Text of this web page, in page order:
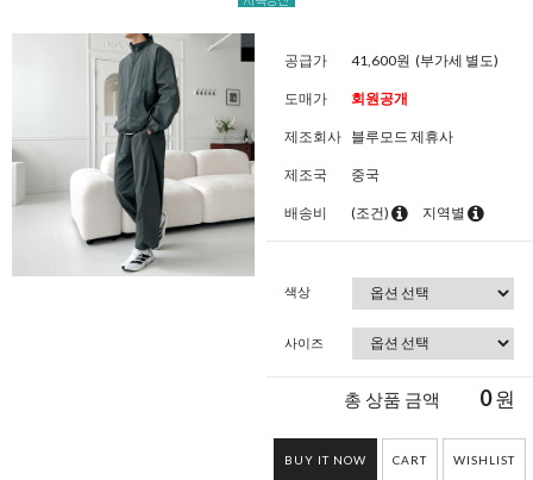
공급가 41,600원 (부가세 별도)
도매가 회원공개
제조회사 블루모드 제휴사
제조국 중국
배송비 (조건) 지역별
색상
사이즈
총 상품 금액 0원
BUY IT NOW CART WISHLIST